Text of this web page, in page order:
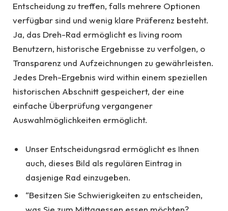
Entscheidung zu treffen, falls mehrere Optionen
verfügbar sind und wenig klare Präferenz besteht.
Ja, das Dreh-Rad ermöglicht es living room
Benutzern, historische Ergebnisse zu verfolgen, o
Transparenz und Aufzeichnungen zu gewährleisten.
Jedes Dreh-Ergebnis wird within einem speziellen
historischen Abschnitt gespeichert, der eine
einfache Überprüfung vergangener
Auswahlmöglichkeiten ermöglicht.
Unser Entscheidungsrad ermöglicht es Ihnen
auch, dieses Bild als regulären Eintrag in
dasjenige Rad einzugeben.
“Besitzen Sie Schwierigkeiten zu entscheiden,